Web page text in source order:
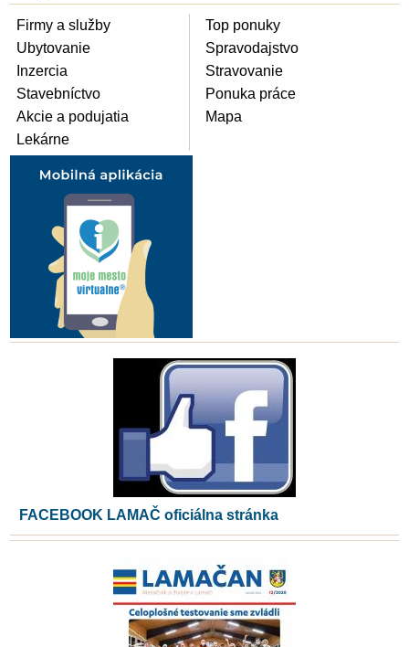
Firmy a služby
Ubytovanie
Inzercia
Stavebníctvo
Akcie a podujatia
Lekárne
Top ponuky
Spravodajstvo
Stravovanie
Ponuka práce
Mapa
FACEBOOK LAMAČ oficiálna stránka